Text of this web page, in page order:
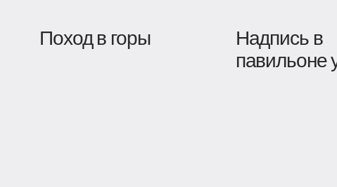
Поход в горы
Надпись в
павильоне